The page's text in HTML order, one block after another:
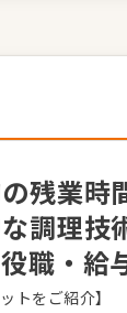
の残業
調理技
職・給
トをご紹介】